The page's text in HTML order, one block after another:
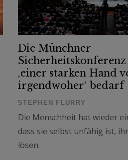
Die Münchner
Sicherheitskonferenz
‚einer starken Hand
irgendwoher‘ bedarf
STEPHEN FLURRY
Die Menschheit hat wieder
dass sie selbst unfähig ist,
lösen.